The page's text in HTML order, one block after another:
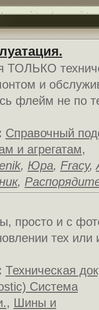
ТОЛЬКО
и
флейм не по
Справочный
и агрегатам,
, Юра, Fracy,
,
просто и c
тех или
Техническая
Система
, Шины и